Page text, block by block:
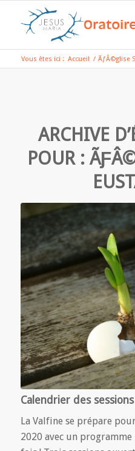
Vous êtes ici : Accueil / ÃƒÂ©glise
ARCHIVE
POUR :
Calendrier des
La Valfine se prépare
2020 avec un